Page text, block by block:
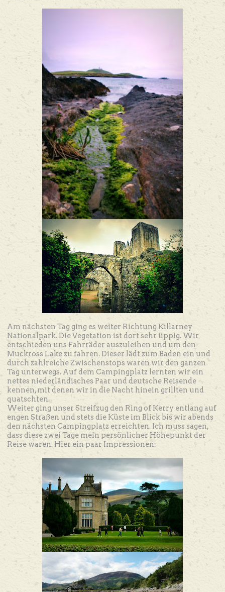
Am nächsten Tag ging es weiter Richtung Killarney
Nationalpark. Die Vegetation ist dort sehr üppig. Wir
entschieden uns Fahrräder auszuleihen und um den
Muckross Lake zu fahren. Dieser lädt zum Baden ein und
durch zahlreiche Zwischenstops waren wir den ganzen
Tag unterwegs. Auf dem Campingplatz lernten wir ein
nettes niederländisches Paar und deutsche Reisende
kennen, mit denen wir in die Nacht hinein grillten und
quatschten.
Weiter ging unser Streifzug den Ring of Kerry entlang auf
engen Straßen und stets die Küste im Blick bis wir abends
den nächsten Campingplatz erreichten. Ich muss sagen,
dass diese zwei Tage mein persönlicher Höhepunkt der
Reise waren. Hier ein paar Impressionen: